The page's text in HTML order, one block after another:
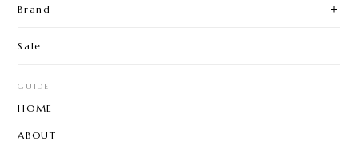
Brand
Sale
GUIDE
HOME
ABOUT